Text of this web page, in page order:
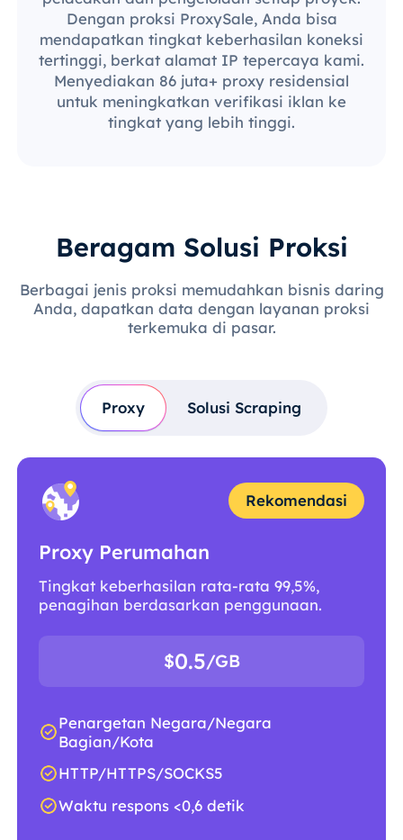
Dengan proksi ProxySale, Anda bisa
mendapatkan tingkat keberhasilan koneksi
tertinggi, berkat alamat IP tepercaya kami.
Menyediakan 86 juta+ proxy residensial
untuk meningkatkan verifikasi iklan ke
tingkat yang lebih tinggi.
Beragam Solusi Proksi
Berbagai jenis proksi memudahkan bisnis daring
Anda, dapatkan data dengan layanan proksi
terkemuka di pasar.
Proxy Solusi Scraping
Rekomendasi
Proxy Perumahan
Tingkat keberhasilan rata-rata 99,5%,
penagihan berdasarkan penggunaan.
$0.5/GB
Penargetan Negara/Negara
Bagian/Kota
HTTP/HTTPS/SOCKS5
Waktu respons <0,6 detik